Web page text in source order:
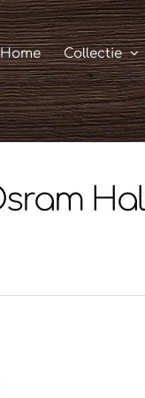
Home Collectie